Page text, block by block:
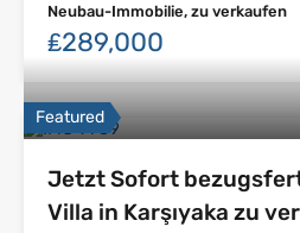
Neubau-Immobilie, zu verkaufen
₤289,000
Featured
Jetzt Sofort
Villa in Karşıyaka zu